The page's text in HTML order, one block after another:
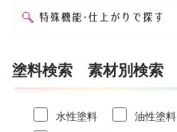
塗料検索 素材別検索
水性塗料 油性塗料